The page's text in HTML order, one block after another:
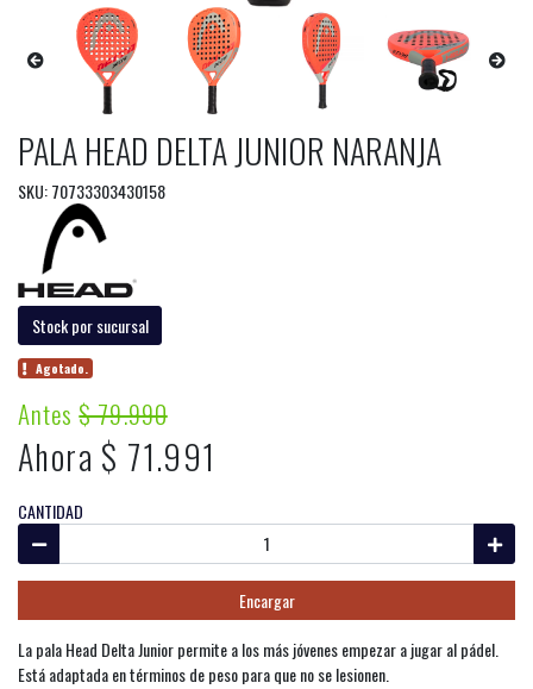
PALA HEAD DELTA JUNIOR NARANJA
SKU: 70733303430158
Stock por sucursal
Agotado.
Antes$ 79.990
Ahora $ 71.991
CANTIDAD
Encargar
La pala Head Delta Junior permite a los más jóvenes empezar a jugar al pádel.
Está adaptada en términos de peso para que no se lesionen.